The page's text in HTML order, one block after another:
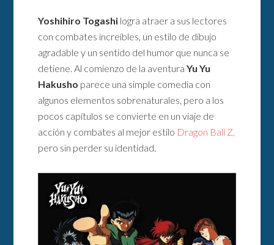
Yoshihiro Togashi logra atraer a sus lectores
con combates increíbles, un estilo de dibujo
agradable y un sentido del humor que nunca se
detiene. Al comienzo de la aventuraYu Yu
Hakusho parece una simple comedia con
algunos elementos sobrenaturales, pero a los
pocos capítulos se convierte en un viaje de
acción y combates al mejor estilo Dragon Ball Z,
pero sin perder su identidad.